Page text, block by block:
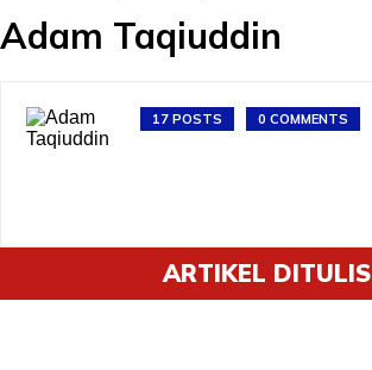
Adam Taqiuddin
17 POSTS 0 COMMENTS
ARTIKEL DITULIS